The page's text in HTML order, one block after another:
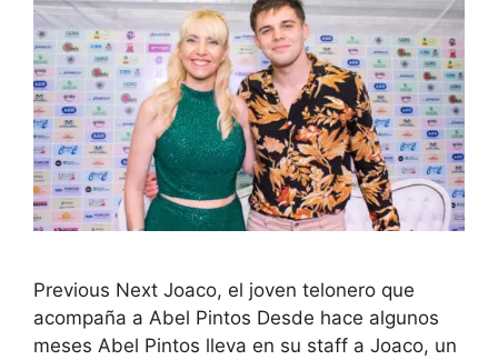
Previous Next Joaco, el joven telonero que
acompaña a Abel Pintos Desde hace algunos
meses Abel Pintos lleva en su staff a Joaco, un